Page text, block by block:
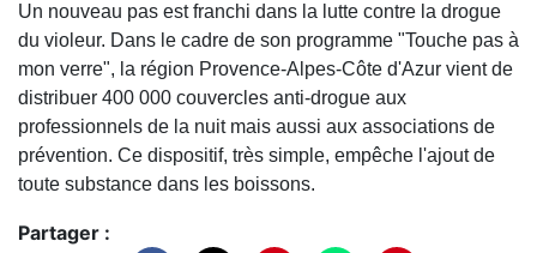
Un nouveau pas est franchi dans la lutte contre la drogue
du violeur. Dans le cadre de son programme "Touche pas à
mon verre", la région Provence-Alpes-Côte d'Azur vient de
distribuer 400 000 couvercles anti-drogue aux
professionnels de la nuit mais aussi aux associations de
prévention. Ce dispositif, très simple, empêche l'ajout de
toute substance dans les boissons.
Partager :